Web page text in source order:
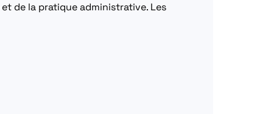
et de la pratique administrative. Les